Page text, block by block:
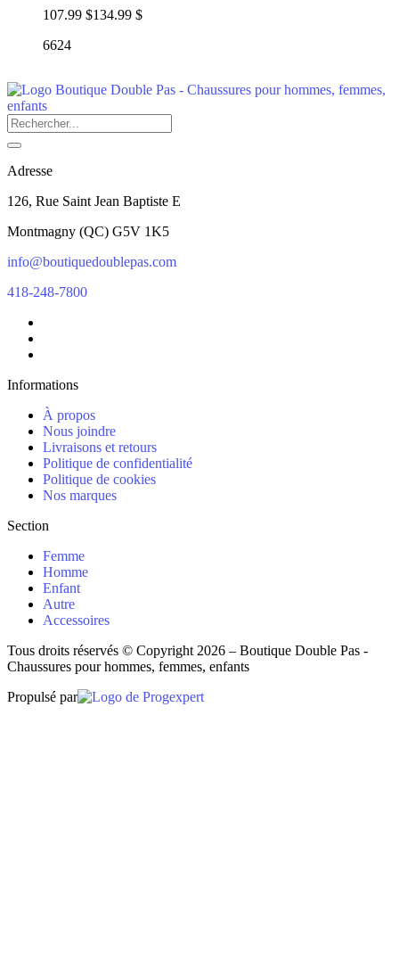
107.99 $134.99 $
6624
Adresse
126, Rue Saint Jean Baptiste E
Montmagny (QC) G5V 1K5
info@boutiquedoublepas.com
418-248-7800
Informations
À propos
Nous joindre
Livraisons et retours
Politique de confidentialité
Politique de cookies
Nos marques
Section
Femme
Homme
Enfant
Autre
Accessoires
Tous droits réservés © Copyright 2026 – Boutique Double Pas -
Chaussures pour hommes, femmes, enfants
Propulsé par